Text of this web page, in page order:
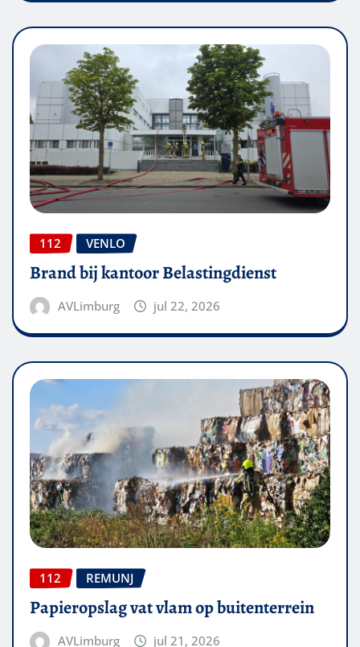
112 VENLO
Brand bij kantoor Belastingdienst
AVLimburg jul 22, 2026
112 REMUNJ
Papieropslag vat vlam op buitenterrein
AVLimburg jul 21, 2026